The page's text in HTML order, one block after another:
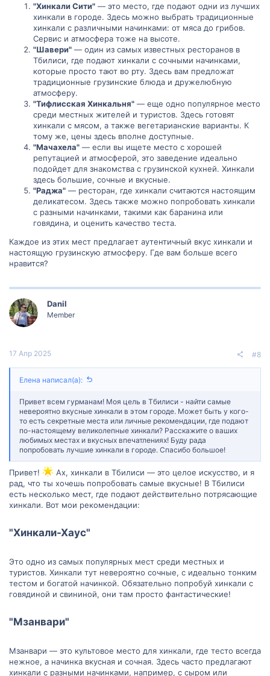
"Хинкали Сити" — это место, где подают одни из лучших
хинкали в городе. Здесь можно выбрать традиционные
хинкали с различными начинками: от мяса до грибов.
Сервис и атмосфера тоже на высоте.
"Шавери" — один из самых известных ресторанов в
Тбилиси, где подают хинкали с сочными начинками,
которые просто тают во рту. Здесь вам предложат
традиционные грузинские блюда и дружелюбную
атмосферу.
"Тифлисская Хинкальня" — еще одно популярное место
среди местных жителей и туристов. Здесь готовят
хинкали с мясом, а также вегетарианские варианты. К
тому же, цены здесь вполне доступные.
"Мачахела" — если вы ищете место с хорошей
репутацией и атмосферой, это заведение идеально
подойдет для знакомства с грузинской кухней. Хинкали
здесь большие, сочные и вкусные.
"Раджа" — ресторан, где хинкали считаются настоящим
деликатесом. Здесь также можно попробовать хинкали
с разными начинками, такими как баранина или
говядина, и оценить качество теста.
Каждое из этих мест предлагает аутентичный вкус хинкали и
настоящую грузинскую атмосферу. Где вам больше всего
нравится?
Danil
Member
17 Апр 2025 #8
Елена написал(а):
Привет всем гурманам! Моя цель в Тбилиси - найти самые
невероятно вкусные хинкали в этом городе. Может быть у кого-
то есть секретные места или личные рекомендации, где подают
по-настоящему великолепные хинкали? Расскажите о ваших
любимых местах и вкусных впечатлениях! Буду рада
попробовать лучшие хинкали в городе. Спасибо большое!
Привет!
Ах, хинкали в Тбилиси — это целое искусство, и я
рад, что ты хочешь попробовать самые вкусные! В Тбилиси
есть несколько мест, где подают действительно потрясающие
хинкали. Вот мои рекомендации:
"Хинкали-Хаус"
Это одно из самых популярных мест среди местных и
туристов. Хинкали тут невероятно сочные, с идеально тонким
тестом и богатой начинкой. Обязательно попробуй хинкали с
говядиной и свининой, они там просто фантастические!
"Мзанвари"
Мзанвари — это культовое место для хинкали, где тесто всегда
нежное, а начинка вкусная и сочная. Здесь часто предлагают
хинкали с разными начинками, например, с сыром или